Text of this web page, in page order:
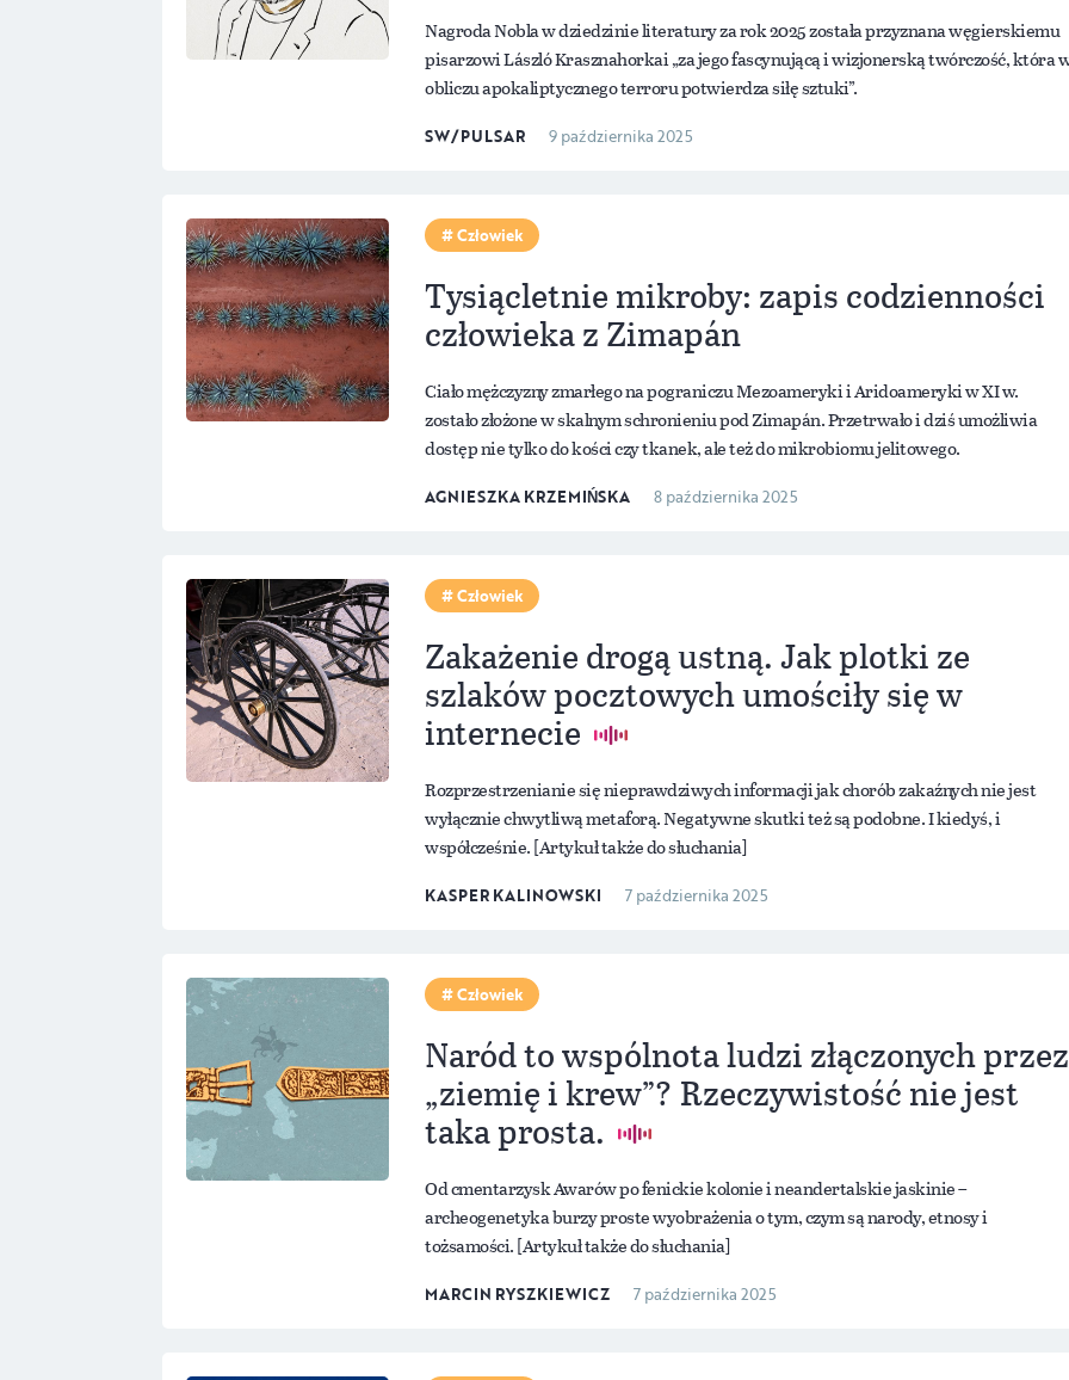
Nagroda Nobla w dziedzinie literatury za rok 2025 została przyznana węgierskiemu
pisarzowi László Krasznahorkai „za jego fascynującą i wizjonerską twórczość, która
obliczu apokaliptycznego terroru potwierdza siłę sztuki”.
SW/PULSAR 9 października 2025
Człowiek
Tysiącletnie mikroby: zapis codzienności
człowieka z Zimapán
Ciało mężczyzny zmarłego na pograniczu Mezoameryki i Aridoameryki w XI w.
zostało złożone w skalnym schronieniu pod Zimapán. Przetrwało i dziś umożliwia
dostęp nie tylko do kości czy tkanek, ale też do mikrobiomu jelitowego.
AGNIESZKA KRZEMIŃSKA 8 października 2025
Człowiek
Zakażenie drogą ustną. Jak plotki ze
szlaków pocztowych umościły się w
internecie
Rozprzestrzenianie się nieprawdziwych informacji jak chorób zakaźnych nie jest
wyłącznie chwytliwą metaforą. Negatywne skutki też są podobne. I kiedyś, i
współcześnie. [Artykuł także do słuchania]
KASPER KALINOWSKI 7 października 2025
Człowiek
Naród to wspólnota ludzi złączonych przez
„ziemię i krew”? Rzeczywistość nie jest
taka prosta.
Od cmentarzysk Awarów po fenickie kolonie i neandertalskie jaskinie –
archeogenetyka burzy proste wyobrażenia o tym, czym są narody, etnosy i
tożsamości. [Artykuł także do słuchania]
MARCIN RYSZKIEWICZ 7 października 2025